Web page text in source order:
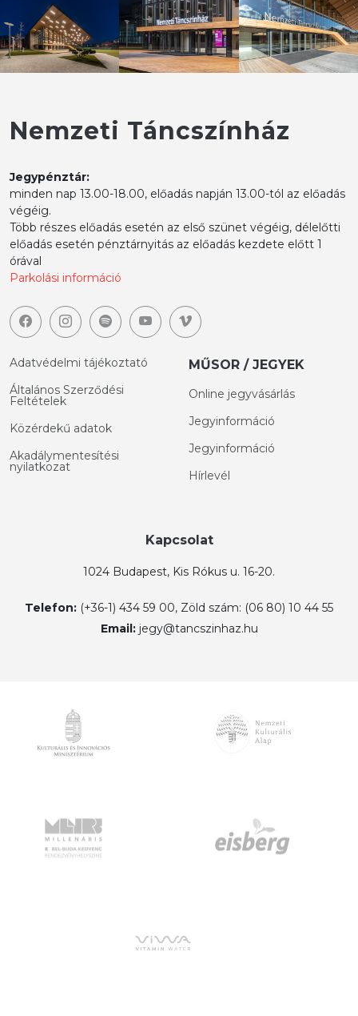
Nemzeti Táncszínház
Jegypénztár:
minden nap 13.00-18.00, előadás napján 13.00-tól az előadás
végéig.
Több részes előadás esetén az első szünet végéig, délelőtti
előadás esetén pénztárnyitás az előadás kezdete előtt 1
órával
Parkolási információ
Adatvédelmi tájékoztató
Általános Szerződési
Feltételek
Közérdekű adatok
Akadálymentesítési
nyilatkozat
MŰSOR / JEGYEK
Online jegyvásárlás
Jegyinformáció
Jegyinformáció
Hírlevél
Kapcsolat
1024 Budapest, Kis Rókus u. 16-20.
Telefon: (+36-1) 434 59 00, Zöld szám: (06 80) 10 44 55
Email: jegy@tancszinhaz.hu